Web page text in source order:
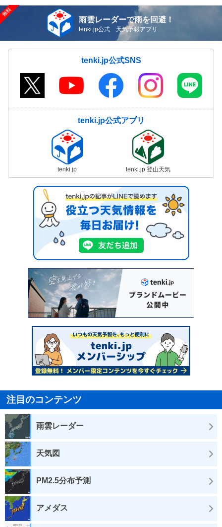
雨雲レーダーで雨を回避！
tenki.jp公式 天気予報アプリ
tenki.jp公式SNS
tenki.jp公式アプリ
tenki.jp tenki.jp 登山天気
注目のコンテンツ
雨雲レーダー
天気図
PM2.5分布予測
アメダス